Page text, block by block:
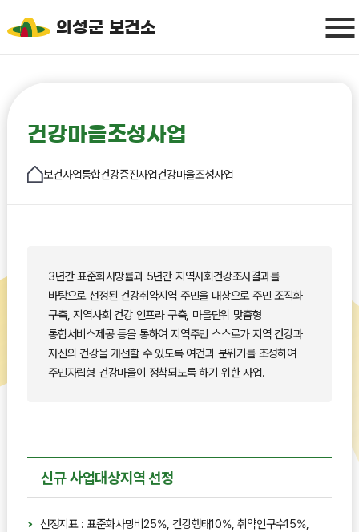
의성군 보건소
건강마을조성사업
보건사업통합건강증진사업건강마을조성사업
3년간 표준화사망률과 5년간 지역사회건강조사결과를
바탕으로 선정된 건강취약지역 주민을 대상으로 주민 조직화
구축, 지역사회 건강 인프라 구축, 마을단위 맞춤형
통합서비스제공 등을 통하여 지역주민 스스로가 지역 건강과
자신의 건강을 개선할 수 있도록 여건과 분위기를 조성하여
주민자립형 건강마을이 정착되도록 하기 위한 사업.
신규 사업대상지역 선정
선정지표 : 표준화사망비25%, 건강행태10%, 취약인구수15%,